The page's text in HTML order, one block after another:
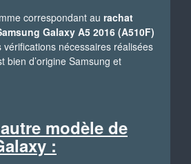
correspondant au rachat
Galaxy A5 2016 (A510F)
vérifications nécessaires réalisées
bien d’origine Samsung et
modèle de
: